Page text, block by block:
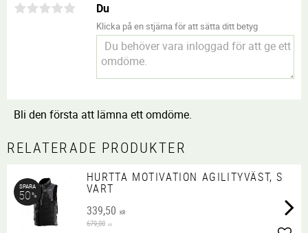
Du
Klicka på en stjärna för att sätta ditt betyg
Bli den första att lämna ett omdöme.
RELATERADE PRODUKTER
HURTTA MOTIVATION AGILITYVÄST, S
VART
339,50 KR
679,00 KR
SPARA
50%